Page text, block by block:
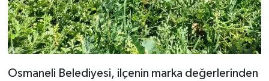
Osmaneli Belediyesi, ilçenin marka değerlerinden